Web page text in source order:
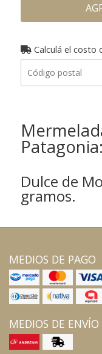
Calculá el costo
Patagonia:
Dulce de
gramos.
MEDIOS DE PAGO
MEDIOS DE ENVÍO